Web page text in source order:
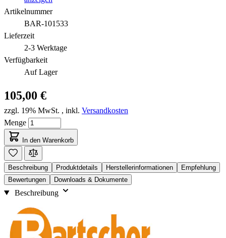
Artikelnummer
BAR-101533
Lieferzeit
2-3 Werktage
Verfügbarkeit
Auf Lager
105,00 €
zzgl. 19% MwSt. , inkl. Versandkosten
Menge
In den Warenkorb
Beschreibung Produktdetails Herstellerinformationen
Empfehlung
Bewertungen
Downloads & Dokumente
Beschreibung